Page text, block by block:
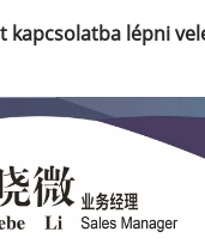
kapcsolatba lépni